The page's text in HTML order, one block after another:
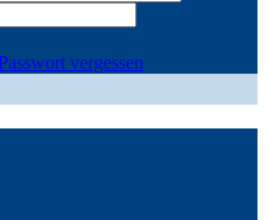
vergessen